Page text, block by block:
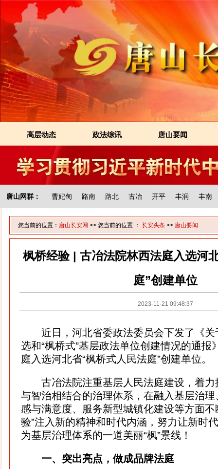
高层动态 政法综讯 唐山要闻
唐山网群： 曹妃甸 路南 路北 古冶 开平 丰润 丰南
您当前的位置： 唐山长安网 >> 您当前的位置 ： 长安头条 >> 唐山要闻
枫桥经验 | 古冶法院林西法庭入选河
庭”创建单位
2023-11-21 09:48:37
近日，河北省委政法委员会下发了《关
选和“枫桥式”基层政法单位创建情况的通报
庭入选河北省“枫桥式人民法庭”创建单位。
古冶法院注重基层人民法庭建设，着力
与智治相结合的治理体系，在融入基层治
感与满意度、服务新型城镇化建设等方面不
验”注入新的精神和时代内涵，努力让新时
为基层治理体系的一道美丽“枫”景线！
一、突出亮点，做成品牌法庭